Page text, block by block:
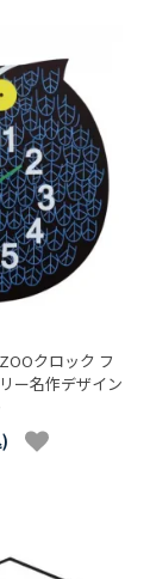
クロック フ
ー名作デザイン